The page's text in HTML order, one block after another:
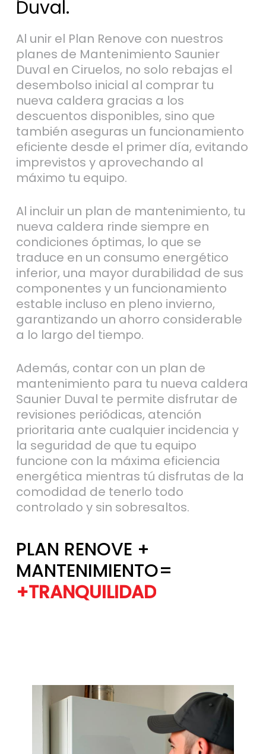
Al unir el Plan Renove con nuestros
planes de Mantenimiento Saunier
Duval en Ciruelos, no solo rebajas el
desembolso inicial al comprar tu
nueva caldera gracias a los
descuentos disponibles, sino que
también aseguras un funcionamiento
eficiente desde el primer día, evitando
imprevistos y aprovechando al
máximo tu equipo.
Al incluir un plan de mantenimiento, tu
nueva caldera rinde siempre en
condiciones óptimas, lo que se
traduce en un consumo energético
inferior, una mayor durabilidad de sus
componentes y un funcionamiento
estable incluso en pleno invierno,
garantizando un ahorro considerable
a lo largo del tiempo.
Además, contar con un plan de
mantenimiento para tu nueva caldera
Saunier Duval te permite disfrutar de
revisiones periódicas, atención
prioritaria ante cualquier incidencia y
la seguridad de que tu equipo
funcione con la máxima eficiencia
energética mientras tú disfrutas de la
comodidad de tenerlo todo
controlado y sin sobresaltos.
MANTENIMIENTO=
+TRANQUILIDAD
+EFICIENCIA